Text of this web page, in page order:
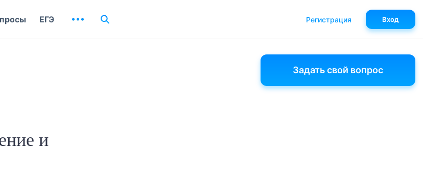
и
Задать свой вопрос
ЕГЭ Регистрация Вход